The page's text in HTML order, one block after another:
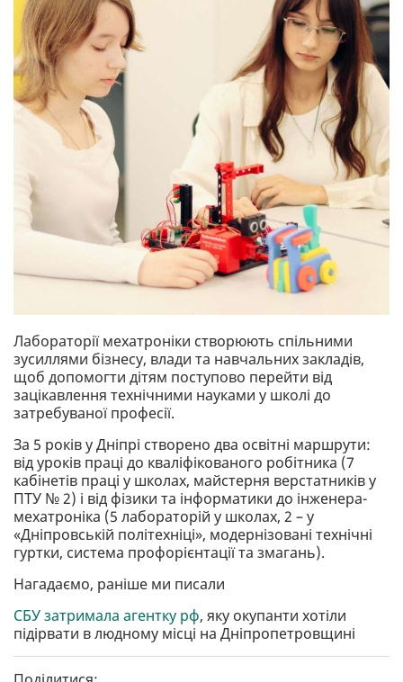
Лабораторії мехатроніки створюють спільними
зусиллями бізнесу, влади та навчальних закладів,
щоб допомогти дітям поступово перейти від
зацікавлення технічними науками у школі до
затребуваної професії.
За 5 років у Дніпрі створено два освітні маршрути:
від уроків праці до кваліфікованого робітника (7
кабінетів праці у школах, майстерня верстатників у
ПТУ № 2) і від фізики та інформатики до інженера-
мехатроніка (5 лабораторій у школах, 2 – у
«Дніпровській політехніці», модернізовані технічні
гуртки, система профорієнтації та змагань).
Нагадаємо, раніше ми писали
СБУ затримала агентку рф, яку окупанти хотіли
підірвати в людному місці на Дніпропетровщині